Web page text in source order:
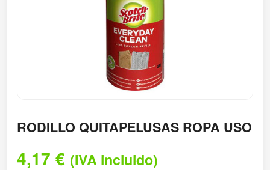
RODILLO QUITAPELUSAS ROPA USO
4,17 € (IVA incluido)